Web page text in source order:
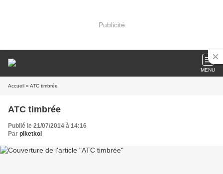
Publicité
MENU
Accueil » ATC timbrée
ATC timbrée
Publié le 21/07/2014 à 14:16
Par piketkol